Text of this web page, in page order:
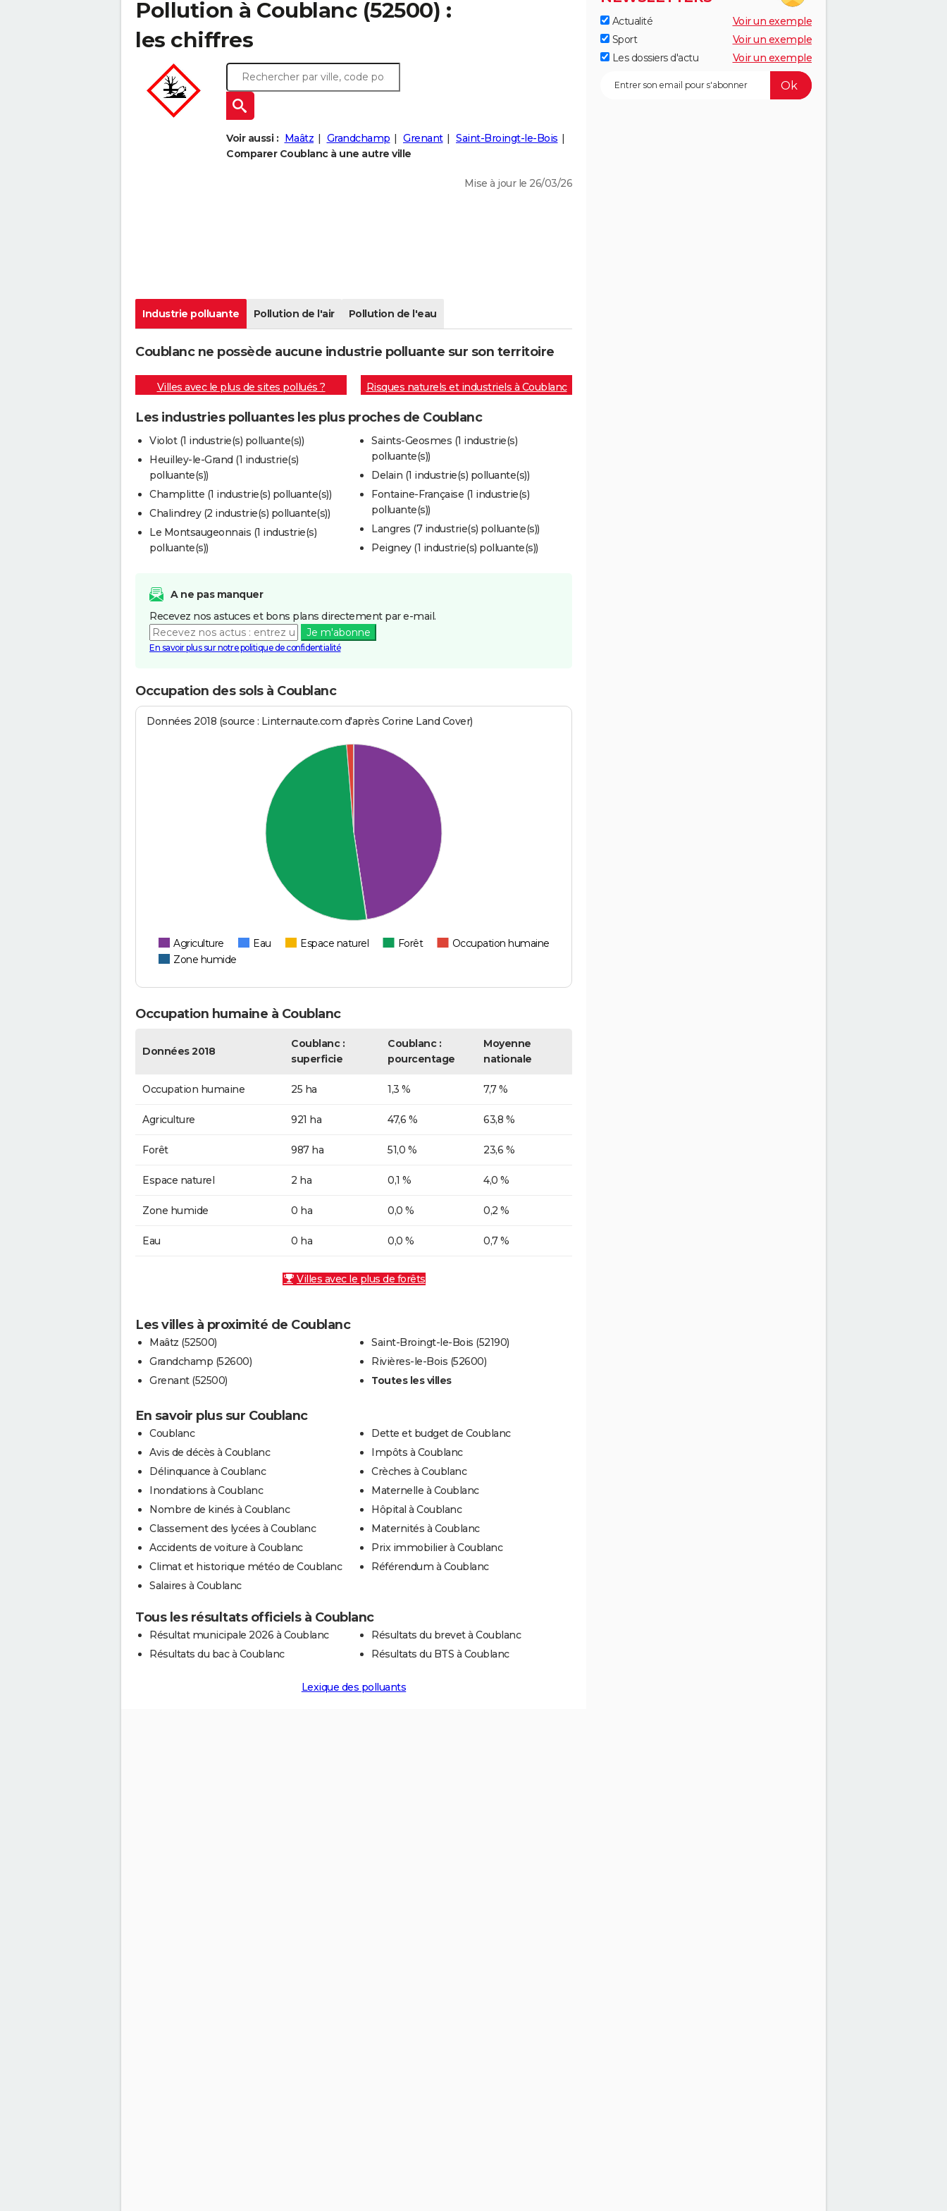
Pollution à Coublanc (52500) :
les chiffres
Voir aussi : Maâtz Grandchamp Grenant
Saint-Broingt-le-Bois
Comparer Coublanc à une autre ville
Mise à jour le 26/03/26
Industrie polluante Pollution de l'air Pollution de l'eau
Coublanc ne possède aucune industrie polluante sur son territoire
Villes avec le plus de sites pollués ? Risques naturels et industriels à Coublanc
Les industries polluantes les plus proches de Coublanc
Violot (1 industrie(s) polluante(s))
Heuilley-le-Grand (1 industrie(s)
polluante(s))
Champlitte (1 industrie(s) polluante(s))
Chalindrey (2 industrie(s) polluante(s))
Le Montsaugeonnais (1 industrie(s)
polluante(s))
Saints-Geosmes (1 industrie(s)
polluante(s))
Delain (1 industrie(s) polluante(s))
Fontaine-Française (1 industrie(s)
polluante(s))
Langres (7 industrie(s) polluante(s))
Peigney (1 industrie(s) polluante(s))
A ne pas manquer
Recevez nos astuces et bons plans directement par e-mail.
Je m'abonne
En savoir plus sur notre politique de confidentialité
Occupation des sols à Coublanc
Données 2018 (source : Linternaute.com d'après Corine Land Cover)
Agriculture Eau Espace naturel Forêt
Occupation humaine
Zone humide
Occupation humaine à Coublanc
Données 2018
Coublanc :
superficie
Coublanc :
pourcentage
Moyenne
nationale
Occupation humaine 25 ha 1,3 % 7,7 %
Agriculture 921 ha 47,6 % 63,8 %
Forêt 987 ha 51,0 % 23,6 %
Espace naturel 2 ha 0,1 % 4,0 %
Zone humide 0 ha 0,0 % 0,2 %
Eau 0 ha 0,0 % 0,7 %
Villes avec le plus de forêts
Les villes à proximité de Coublanc
Maâtz (52500)
Grandchamp (52600)
Grenant (52500)
Saint-Broingt-le-Bois (52190)
Rivières-le-Bois (52600)
Toutes les villes
En savoir plus sur Coublanc
Coublanc
Avis de décès à Coublanc
Délinquance à Coublanc
Inondations à Coublanc
Nombre de kinés à Coublanc
Classement des lycées à Coublanc
Accidents de voiture à Coublanc
Climat et historique météo de Coublanc
Salaires à Coublanc
Dette et budget de Coublanc
Impôts à Coublanc
Crèches à Coublanc
Maternelle à Coublanc
Hôpital à Coublanc
Maternités à Coublanc
Prix immobilier à Coublanc
Référendum à Coublanc
Tous les résultats officiels à Coublanc
Résultat municipale 2026 à Coublanc
Résultats du bac à Coublanc
Résultats du brevet à Coublanc
Résultats du BTS à Coublanc
Lexique des polluants
Actualité
Voir un exemple
Sport
Voir un exemple
Les dossiers d'actu
Voir un exemple